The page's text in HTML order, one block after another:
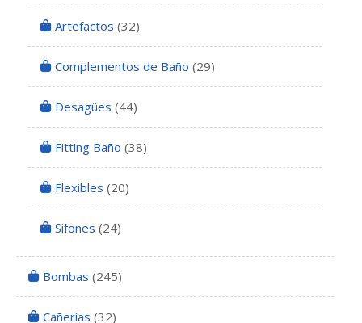
Artefactos (32)
Complementos de Baño (29)
Desagües (44)
Fitting Baño (38)
Flexibles (20)
Sifones (24)
Bombas (245)
Cañerías (32)